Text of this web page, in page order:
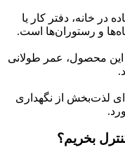
در خانه، دفتر کار یا
و رستوران‌ها است.
محصول، عمر طولانی
لذت‌بخش از نگهداری
بخریم؟